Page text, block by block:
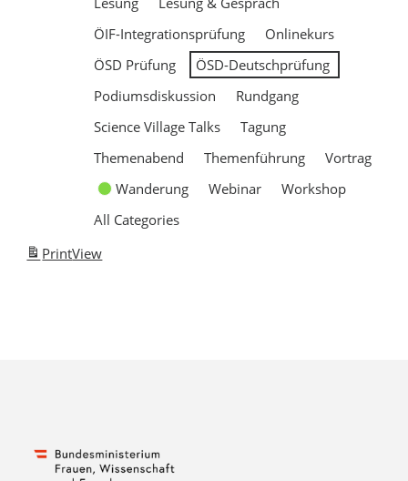
ÖIF-Integrationsprüfung
Onlinekurs
ÖSD Prüfung
ÖSD-Deutschprüfung
Podiumsdiskussion
Rundgang
Science Village Talks
Tagung
Themenabend
Themenführung
Vortrag
Wanderung
Webinar
Workshop
All Categories
PrintView